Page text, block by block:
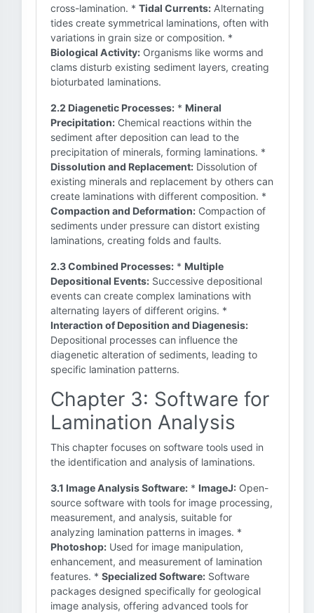
cross-lamination. * Tidal Currents: Alternating
tides create symmetrical laminations, often with
variations in grain size or composition. *
Biological Activity: Organisms like worms and
clams disturb existing sediment layers, creating
bioturbated laminations.
2.2 Diagenetic Processes: * Mineral
Precipitation: Chemical reactions within the
sediment after deposition can lead to the
precipitation of minerals, forming laminations. *
Dissolution and Replacement: Dissolution of
existing minerals and replacement by others can
create laminations with different composition. *
Compaction and Deformation: Compaction of
sediments under pressure can distort existing
laminations, creating folds and faults.
2.3 Combined Processes: * Multiple
Depositional Events: Successive depositional
events can create complex laminations with
alternating layers of different origins. *
Interaction of Deposition and Diagenesis:
Depositional processes can influence the
diagenetic alteration of sediments, leading to
specific lamination patterns.
Chapter 3: Software for
Lamination Analysis
This chapter focuses on software tools used in
the identification and analysis of laminations.
3.1 Image Analysis Software: * ImageJ: Open-
source software with tools for image processing,
measurement, and analysis, suitable for
analyzing lamination patterns in images. *
Photoshop: Used for image manipulation,
enhancement, and measurement of lamination
features. * Specialized Software: Software
packages designed specifically for geological
image analysis, offering advanced tools for